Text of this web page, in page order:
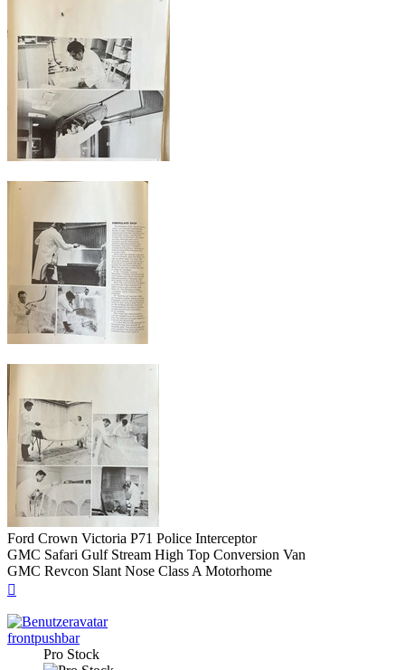
Ford Crown Victoria P71 Police Interceptor
GMC Safari Gulf Stream High Top Conversion Van
GMC Revcon Slant Nose Class A Motorhome
frontpushbar
Pro Stock